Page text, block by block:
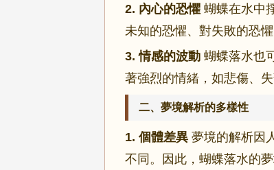
2. 內心的恐懼 蝴蝶在水中
未知的恐懼、對失敗的恐
3. 情感的波動 蝴蝶落水也
著強烈的情緒，如悲傷、失
二、夢境解析的多樣性
1. 個體差異 夢境的解析因
不同。因此，蝴蝶落水的